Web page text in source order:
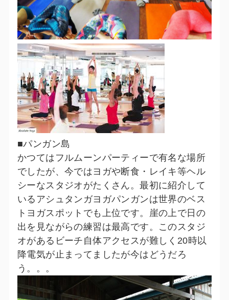
■パンガン島
かつてはフルムーンパーティーで有名な場所
でしたが、今ではヨガや断食・レイキ等ヘル
シーなスタジオがたくさん。最初に紹介して
いるアシュタンガヨガパンガンは世界のベス
トヨガスポットでも上位です。崖の上で日の
出を見ながらの練習は最高です。このスタジ
オがあるビーチ自体アクセスが難しく20時以
降電気が止まってましたが今はどうだろ
う。。。